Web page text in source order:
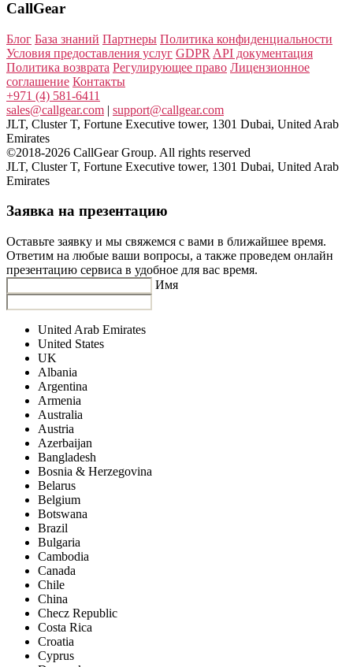
CallGear
Блог База знаний Партнеры Политика конфиденциальности
Условия предоставления услуг GDPR API документация
Политика возврата Регулирующее право Лицензионное
соглашение Контакты
+971 (4) 581-6411
sales@callgear.com | support@callgear.com
JLT, Cluster T, Fortune Executive tower, 1301 Dubai, United Arab
Emirates
©2018-2026 CallGear Group. All rights reserved
JLT, Cluster T, Fortune Executive tower, 1301 Dubai, United Arab
Emirates
Заявка на презентацию
Оставьте заявку и мы свяжемся с вами в ближайшее время.
Ответим на любые ваши вопросы, а также проведем онлайн
презентацию сервиса в удобное для вас время.
Имя
United Arab Emirates
United States
UK
Albania
Argentina
Armenia
Australia
Austria
Azerbaijan
Bangladesh
Bosnia & Herzegovina
Belarus
Belgium
Botswana
Brazil
Bulgaria
Cambodia
Canada
Chile
China
Checz Republic
Costa Rica
Croatia
Cyprus